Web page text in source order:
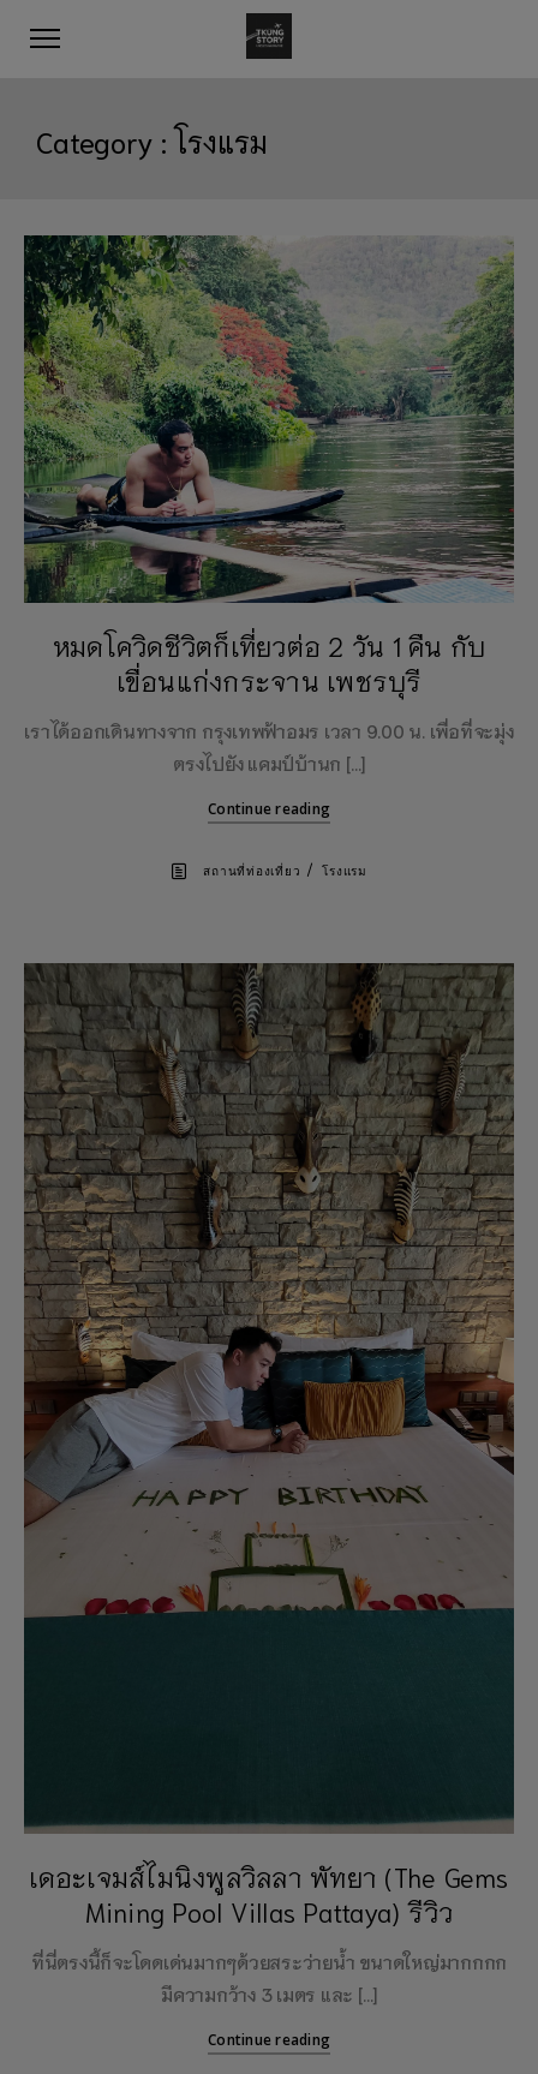
Category :โรงแรม
หมดโควิดชีวิตก็เที่ยวต่อ 2 วัน 1 คืน กับ
เขื่อนแก่งกระจาน เพชรบุรี
เราได้ออกเดินทางจาก กรุงเทพฟ้าอมร เวลา 9.00 น. เพื่อที่จะมุ่ง
ตรงไปยัง แคมป์บ้านก […]
Continue reading
สถานที่ท่องเที่ยว /โรงแรม
เดอะเจมส์ไมนิงพูลวิลลา พัทยา (The Gems
Mining Pool Villas Pattaya) รีวิว
ที่นี่ตรงนี้ก็จะโดดเด่นมากๆด้วยสระว่ายน้ำ ขนาดใหญ่มากกกก
มีความกว้าง 3 เมตร และ […]
Continue reading